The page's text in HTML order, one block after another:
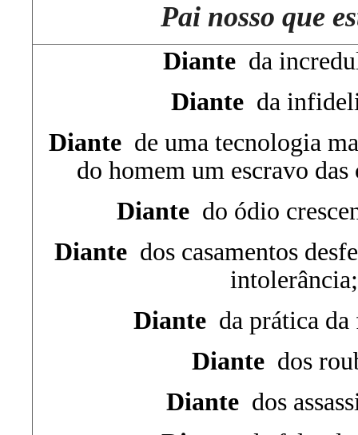
Pai nosso que
Diante da
Diante da
Diante de uma tecnologia
do homem um escravo das
Diantedo ódio
Diantedos casamentos
intolerância;
Diante da prática
Diante dos
Diantedos